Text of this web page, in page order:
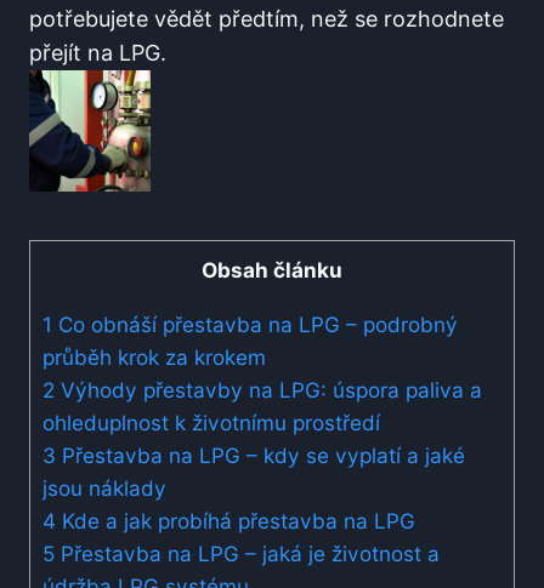
potřebujete vědět⁤ předtím, než se​ rozhodnete
přejít na LPG.
Obsah článku
1 Co obnáší⁤ přestavba na LPG – ‍podrobný
průběh ​krok​ za krokem
2 Výhody ⁢přestavby na LPG: úspora ‌paliva a
ohleduplnost k⁢ životnímu⁤ prostředí
3 Přestavba⁤ na LPG​ – kdy‌ se vyplatí a jaké⁢
jsou⁤ náklady
4 Kde a ⁢jak probíhá přestavba na LPG
5 Přestavba ‍na LPG – ‍jaká je životnost a